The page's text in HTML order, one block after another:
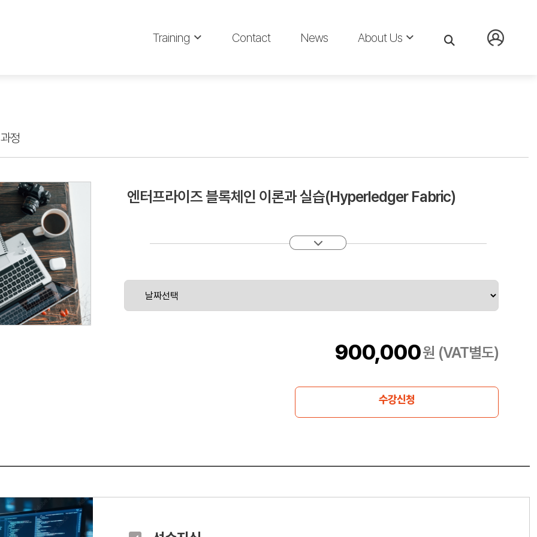
Training Contact News About Us
정
엔터프라이즈 블록체인 이론과 실습(Hyperledger Fabric)
900,000원 (VAT별도)
수강신청